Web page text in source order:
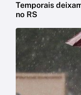
Temporais
no RS